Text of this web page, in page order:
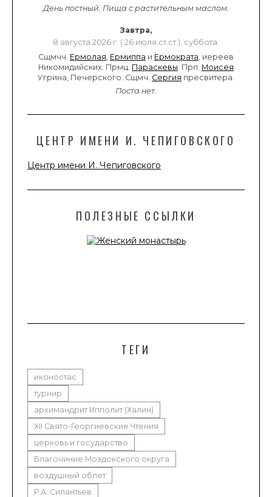
День постный. Пища с растительным маслом.
Завтра,
8 августа 2026 г. ( 26 июля ст.ст.), суббота.
Сщмчч. Ермолая Ермиппа и Ермократа , иереев
Никомидийских. Прмц. Параскевы . Прп. Моисея
Угрина, Печерского. Сщмч. Сергия пресвитера.
Поста нет.
ЦЕНТР ИМЕНИ И. ЧЕПИГОВСКОГО
Центр имени И. Чепиговского
ПОЛЕЗНЫЕ ССЫЛКИ
ТЕГИ
иконостас
турнир
архимандрит Ипполит (Халин)
XII Свято-Георгиевские Чтения
церковь и государство
Благочиние Моздокского округа
воздушный облет
Р.А. Силантьев